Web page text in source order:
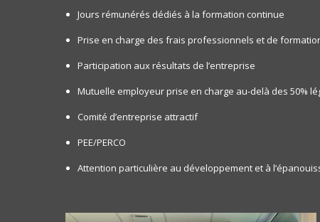
Jours rémunérés dédiés à la formation continue
Prise en charge des frais professionnels et de
Participation aux résultats de l’entreprise
Mutuelle employeur prise en charge au-delà des 50%
Comité d’entreprise attractif
PEE/PERCO
Attention particulière au développement et à